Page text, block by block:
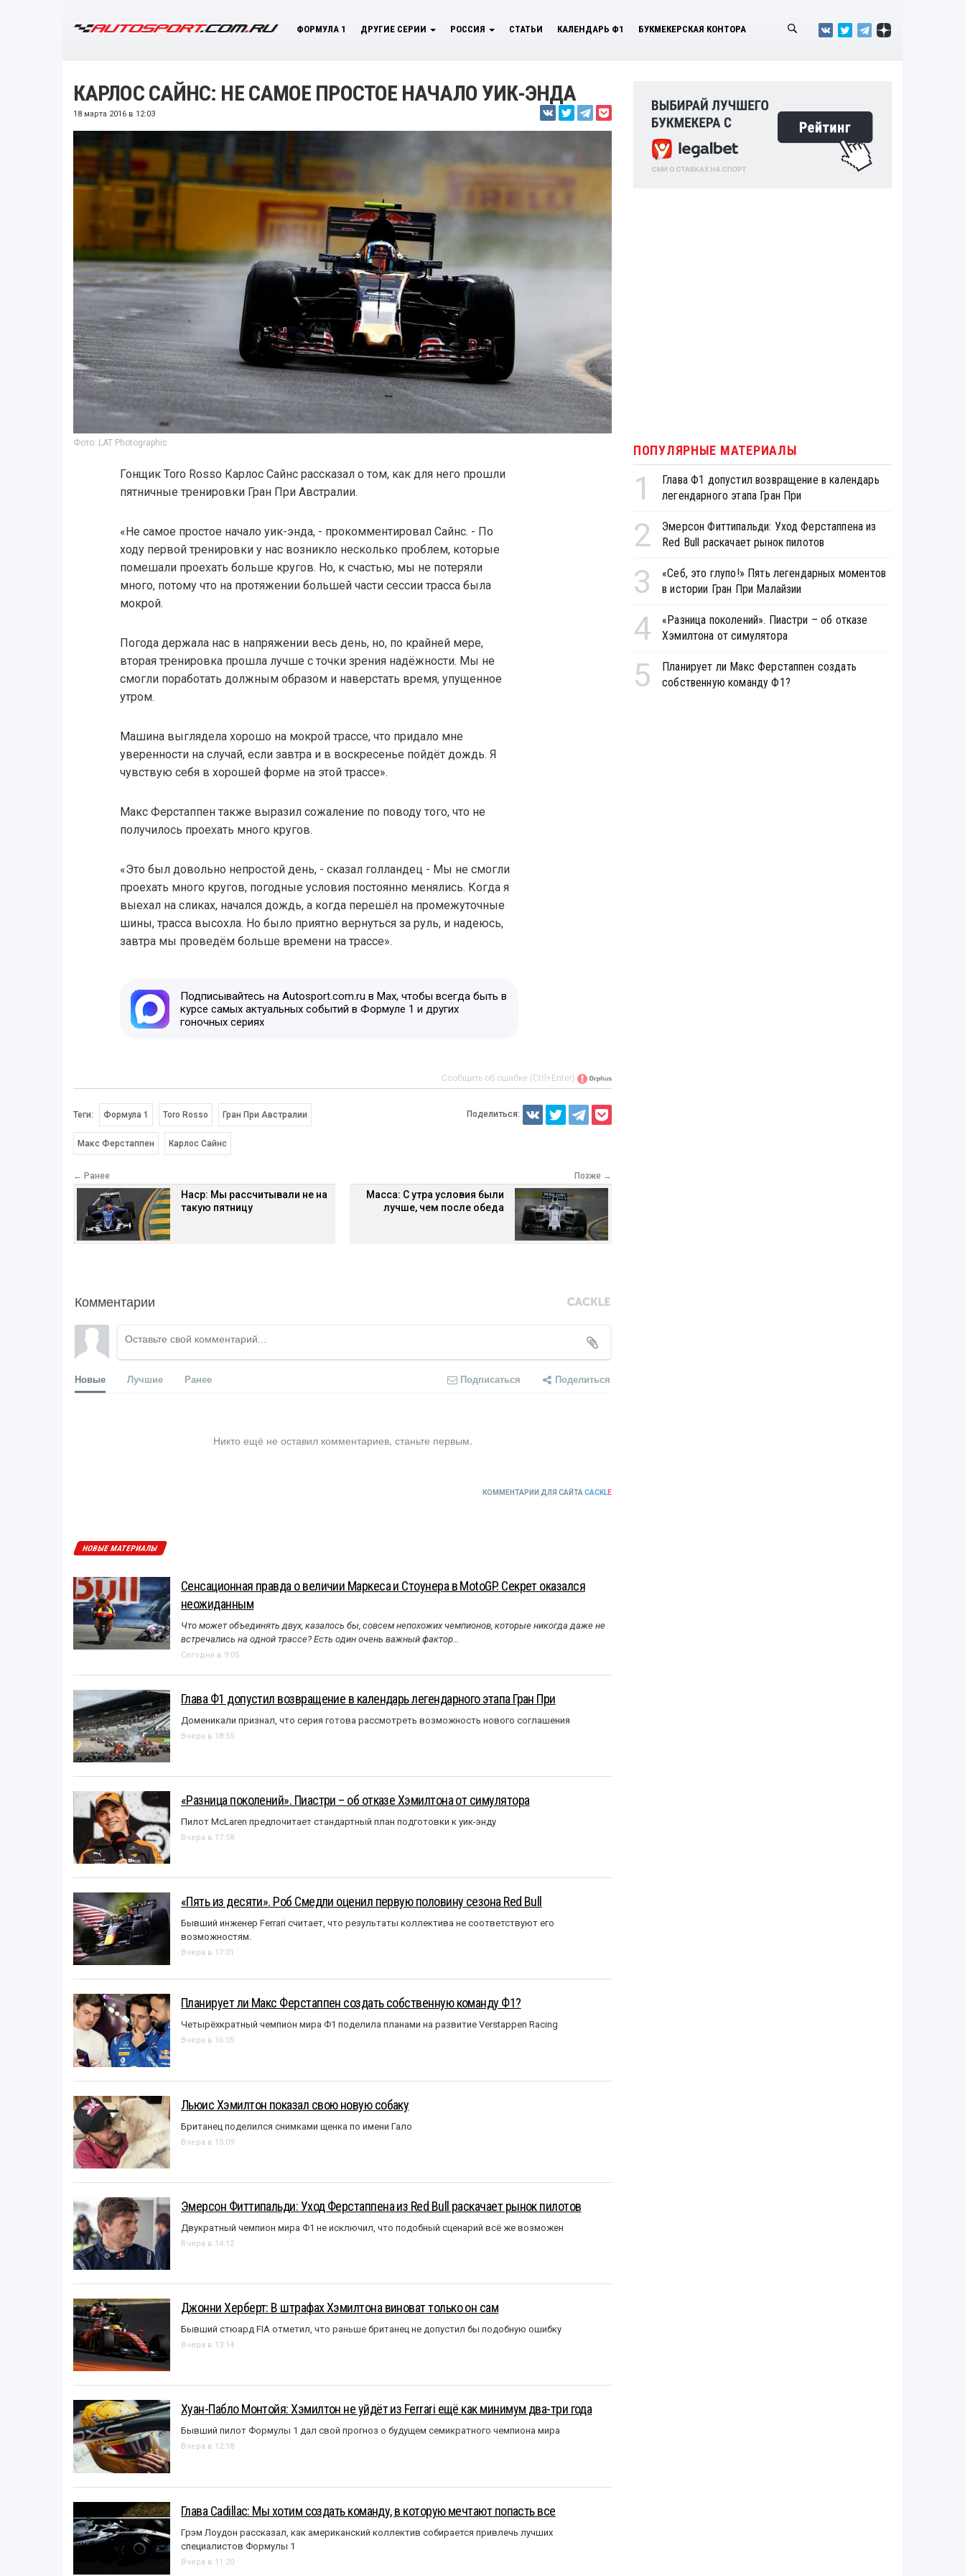
ФОРМУЛА 1 ДРУГИЕ СЕРИИ РОССИЯ СТАТЬИ КАЛЕНДАРЬ Ф1 БУКМЕКЕРСКАЯ КОНТОРА
КАРЛОС САЙНС: НЕ САМОЕ ПРОСТОЕ НАЧАЛО УИК-ЭНДА
18 марта 2016 в 12:03
Фото: LAT Photographic
Гонщик Toro Rosso Карлос Сайнс рассказал о том, как для него прошли
пятничные тренировки Гран При Австралии.
«Не самое простое начало уик-энда, - прокомментировал Сайнс. - По
ходу первой тренировки у нас возникло несколько проблем, которые
помешали проехать больше кругов. Но, к счастью, мы не потеряли
много, потому что на протяжении большей части сессии трасса была
мокрой.
Погода держала нас в напряжении весь день, но, по крайней мере,
вторая тренировка прошла лучше с точки зрения надёжности. Мы не
смогли поработать должным образом и наверстать время, упущенное
утром.
Машина выглядела хорошо на мокрой трассе, что придало мне
уверенности на случай, если завтра и в воскресенье пойдёт дождь. Я
чувствую себя в хорошей форме на этой трассе».
Макс Ферстаппен также выразил сожаление по поводу того, что не
получилось проехать много кругов.
«Это был довольно непростой день, - сказал голландец - Мы не смогли
проехать много кругов, погодные условия постоянно менялись. Когда я
выехал на сликах, начался дождь, а когда перешёл на промежуточные
шины, трасса высохла. Но было приятно вернуться за руль, и надеюсь,
завтра мы проведём больше времени на трассе».
Подписывайтесь на Autosport.com.ru в Max, чтобы всегда быть в
курсе самых актуальных событий в Формуле 1 и других
гоночных сериях
Сообщить об ошибке (Ctrl+Enter)
Теги: Формула 1 Toro Rosso Гран При Австралии
Макс Ферстаппен Карлос Сайнс
Поделиться:
← Ранее
Наср: Мы рассчитывали не на
такую пятницу
Позже →
Масса: С утра условия были
лучше, чем после обеда
Комментарии
Новые Лучшие Ранее Подписаться Поделиться
Никто ещё не оставил комментариев, станьте первым.
КОММЕНТАРИИ ДЛЯ САЙТА CACKLE
НОВЫЕ МАТЕРИАЛЫ
Сенсационная правда о величии Маркеса и Стоунера в MotoGP. Секрет оказался
неожиданным
Что может объединять двух, казалось бы, совсем непохожих чемпионов, которые никогда даже не
встречались на одной трассе? Есть один очень важный фактор…
Сегодня в 9:05
Глава Ф1 допустил возвращение в календарь легендарного этапа Гран При
Доменикали признал, что серия готова рассмотреть возможность нового соглашения
Вчера в 18:55
«Разница поколений». Пиастри – об отказе Хэмилтона от симулятора
Пилот McLaren предпочитает стандартный план подготовки к уик-энду
Вчера в 17:58
«Пять из десяти». Роб Смедли оценил первую половину сезона Red Bull
Бывший инженер Ferrari считает, что результаты коллектива не соответствуют его
возможностям.
Вчера в 17:01
Планирует ли Макс Ферстаппен создать собственную команду Ф1?
Четырёхкратный чемпион мира Ф1 поделила планами на развитие Verstappen Racing
Вчера в 16:05
Льюис Хэмилтон показал свою новую собаку
Британец поделился снимками щенка по имени Гало
Вчера в 15:09
Эмерсон Фиттипальди: Уход Ферстаппена из Red Bull раскачает рынок пилотов
Двукратный чемпион мира Ф1 не исключил, что подобный сценарий всё же возможен
Вчера в 14:12
Джонни Херберт: В штрафах Хэмилтона виноват только он сам
Бывший стюард FIA отметил, что раньше британец не допустил бы подобную ошибку
Вчера в 13:14
Хуан-Пабло Монтойя: Хэмилтон не уйдёт из Ferrari ещё как минимум два-три года
Бывший пилот Формулы 1 дал свой прогноз о будущем семикратного чемпиона мира
Вчера в 12:18
Глава Cadillac: Мы хотим создать команду, в которую мечтают попасть все
Грэм Лоудон рассказал, как американский коллектив собирается привлечь лучших
специалистов Формулы 1
Вчера в 11:20
ПОПУЛЯРНЫЕ МАТЕРИАЛЫ
1
Глава Ф1 допустил возвращение в календарь
легендарного этапа Гран При
2
Эмерсон Фиттипальди: Уход Ферстаппена из
Red Bull раскачает рынок пилотов
3
«Себ, это глупо!» Пять легендарных моментов
в истории Гран При Малайзии
4
«Разница поколений». Пиастри – об отказе
Хэмилтона от симулятора
5
Планирует ли Макс Ферстаппен создать
собственную команду Ф1?